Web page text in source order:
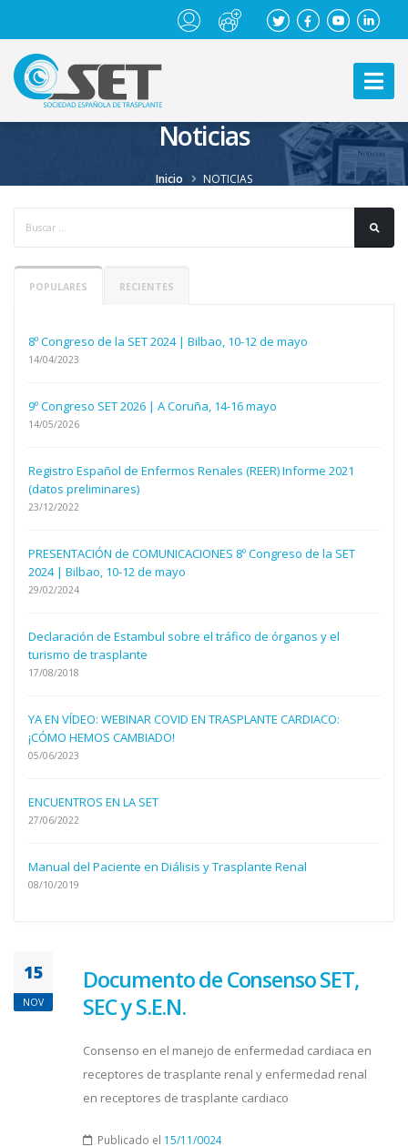
Noticias
Inicio NOTICIAS
POPULARES RECIENTES
8º Congreso de la SET 2024 | Bilbao, 10-12 de mayo
14/04/2023
9º Congreso SET 2026 | A Coruña, 14-16 mayo
14/05/2026
Registro Español de Enfermos Renales (REER) Informe 2021
(datos preliminares)
23/12/2022
PRESENTACIÓN de COMUNICACIONES 8º Congreso de la SET
2024 | Bilbao, 10-12 de mayo
29/02/2024
Declaración de Estambul sobre el tráfico de órganos y el
turismo de trasplante
17/08/2018
YA EN VÍDEO: WEBINAR COVID EN TRASPLANTE CARDIACO:
¡CÓMO HEMOS CAMBIADO!
05/06/2023
ENCUENTROS EN LA SET
27/06/2022
Manual del Paciente en Diálisis y Trasplante Renal
08/10/2019
15
NOV
Documento de Consenso SET,
SEC y S.E.N.
Consenso en el manejo de enfermedad cardiaca en
receptores de trasplante renal y enfermedad renal
en receptores de trasplante cardiaco
Publicado el 15/11/0024